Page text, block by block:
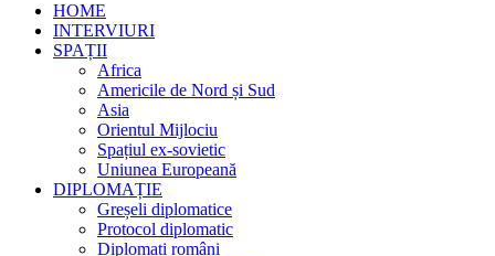
HOME
INTERVIURI
SPAȚII
Africa
Americile de Nord și Sud
Asia
Orientul Mijlociu
Spațiul ex-sovietic
Uniunea Europeană
DIPLOMAȚIE
Greșeli diplomatice
Protocol diplomatic
Diplomați români